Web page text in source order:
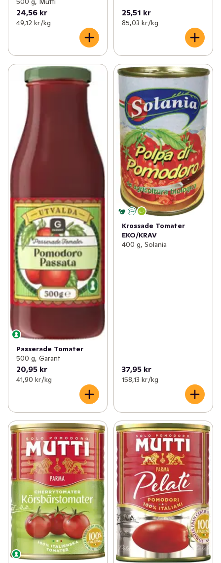
24,56 kr
49,12 kr /kg
25,51 kr
85,03 kr /kg
Passerade Tomater
500 g, Garant
20,95 kr
41,90 kr /kg
Krossade Tomater
EKO/KRAV
400 g, Solania
37,95 kr
158,13 kr /kg